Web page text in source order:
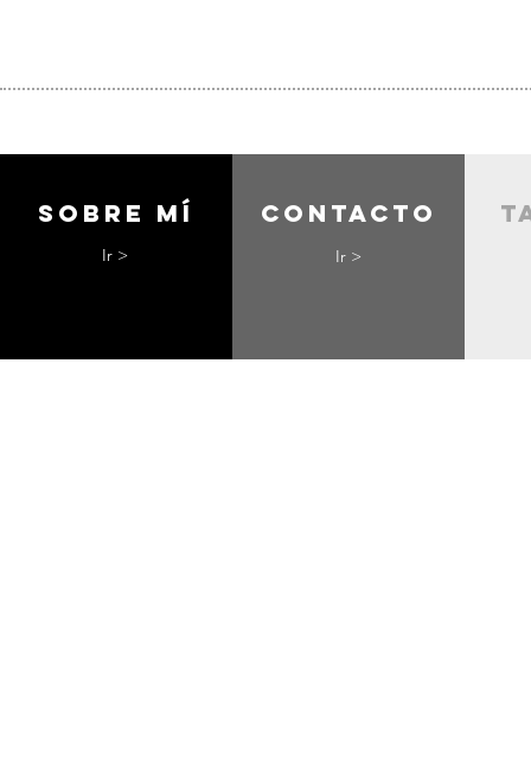
Sobre mí
Ir >
contacto
Ir >